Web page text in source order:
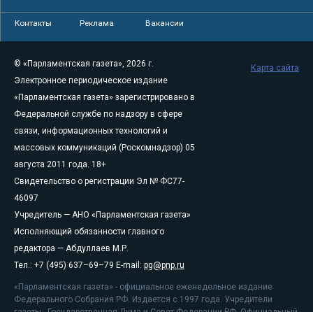
Контакты Реклама Вакансии
© «Парламентская газета», 2026 г.
Электронное периодическое издание
«Парламентская газета» зарегистрировано в
Федеральной службе по надзору в сфере
связи, информационных технологий и
массовых коммуникаций (Роскомнадзор) 05
августа 2011 года. 18+
Свидетельство о регистрации Эл № ФС77-
46097
Учредитель — АНО «Парламентская газета»
Исполняющий обязанности главного
редактора — Абдуллаев М.Р.
Тел.: +7 (495) 637–69–79 E-mail: pg@pnp.ru
«Парламентская газета» - официальное еженедельное издание
Федерального Собрания РФ. Издается с 1997 года. Учредители
Карта сайта